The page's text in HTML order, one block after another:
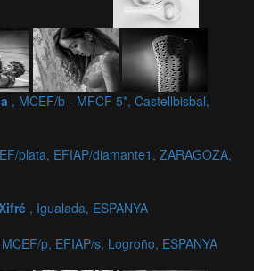
, MCEF/b - MFCF 5*, Castellbisbal,
plata, EFIAP/diamante1, ZARAGOZA,
, Igualada, ESPANYA
p, EFIAP/s, Logroño, ESPANYA